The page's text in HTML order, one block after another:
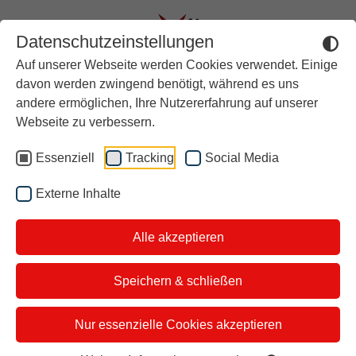
Datenschutzeinstellungen
Auf unserer Webseite werden Cookies verwendet. Einige
davon werden zwingend benötigt, während es uns
andere ermöglichen, Ihre Nutzererfahrung auf unserer
Webseite zu verbessern.
Essenziell Tracking Social Media
Externe Inhalte
Alle akzeptieren
Speichern & schließen
Nur essenzielle Cookies akzeptieren
Unsere
Themen vom
20.08.2025
Unsere Themen diesen Mittwoch:
Tierschutz-Zoff an der Nordsee:
Aktuell
Rückblick
Über stern TV
Der Moderator
i&u Studios